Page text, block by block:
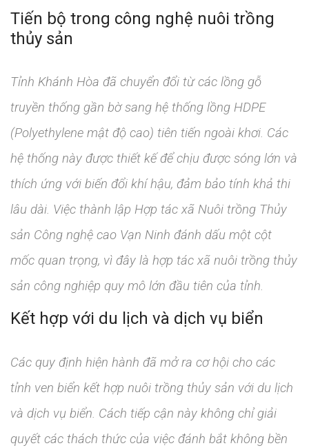
Tiến bộ trong công nghệ nuôi trồng
thủy sản
Tỉnh Khánh Hòa đã chuyển đổi từ các lồng gỗ
truyền thống gần bờ sang hệ thống lồng HDPE
(Polyethylene mật độ cao) tiên tiến ngoài khơi. Các
hệ thống này được thiết kế để chịu được sóng lớn và
thích ứng với biến đổi khí hậu, đảm bảo tính khả thi
lâu dài. Việc thành lập Hợp tác xã Nuôi trồng Thủy
sản Công nghệ cao Vạn Ninh đánh dấu một cột
mốc quan trọng, vì đây là hợp tác xã nuôi trồng thủy
sản công nghiệp quy mô lớn đầu tiên của tỉnh.
Kết hợp với du lịch và dịch vụ biển
Các quy định hiện hành đã mở ra cơ hội cho các
tỉnh ven biển kết hợp nuôi trồng thủy sản với du lịch
và dịch vụ biển. Cách tiếp cận này không chỉ giải
quyết các thách thức của việc đánh bắt không bền